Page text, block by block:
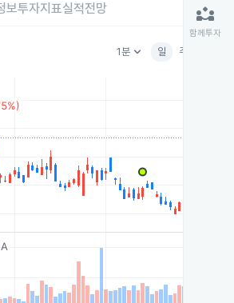
보투자지표실적전망
1분keyboard_arrow_down 일 주
partner_exchange
함께투자